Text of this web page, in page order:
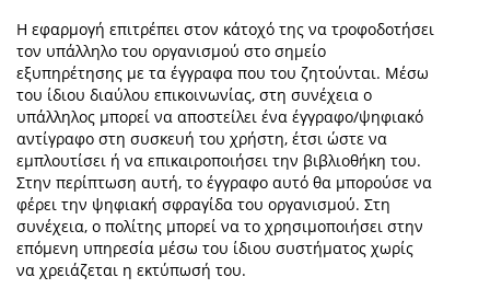
Η εφαρμογή επιτρέπει στον κάτοχό της να τροφοδοτήσει
τον υπάλληλο του οργανισμού στο σημείο
εξυπηρέτησης με τα έγγραφα που του ζητούνται. Μέσω
του ίδιου διαύλου επικοινωνίας, στη συνέχεια ο
υπάλληλος μπορεί να αποστείλει ένα έγγραφο/ψηφιακό
αντίγραφο στη συσκευή του χρήστη, έτσι ώστε να
εμπλουτίσει ή να επικαιροποιήσει την βιβλιοθήκη του.
Στην περίπτωση αυτή, το έγγραφο αυτό θα μπορούσε να
φέρει την ψηφιακή σφραγίδα του οργανισμού. Στη
συνέχεια, ο πολίτης μπορεί να το χρησιμοποιήσει στην
επόμενη υπηρεσία μέσω του ίδιου συστήματος χωρίς
να χρειάζεται η εκτύπωσή του.